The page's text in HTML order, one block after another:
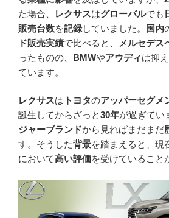
た場合、
レクサスはグローバルでも
販売台数を記録していました。 国内
ド販売実績で比べると、 メルセデス
ったものの、 BMWやアウディは抑
ています。
レクサスは トヨタのアッパーセグメ
誕生してからざっと30年が過ぎてい
ジャーブランドから見ればまだまだ
す。そうした背景を踏まえると、現
において高い評価を受けていること